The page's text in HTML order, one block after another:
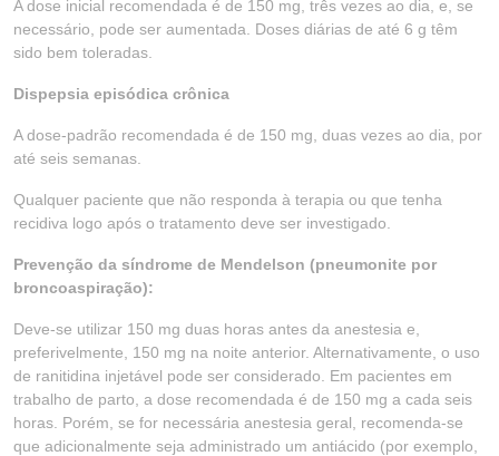
A dose inicial recomendada é de 150 mg, três vezes ao dia, e, se
necessário, pode ser aumentada. Doses diárias de até 6 g têm
sido bem toleradas.
Dispepsia episódica crônica
A dose-padrão recomendada é de 150 mg, duas vezes ao dia, por
até seis semanas.
Qualquer paciente que não responda à terapia ou que tenha
recidiva logo após o tratamento deve ser investigado.
Prevenção da síndrome de Mendelson (pneumonite por
broncoaspiração):
Deve-se utilizar 150 mg duas horas antes da anestesia e,
preferivelmente, 150 mg na noite anterior. Alternativamente, o uso
de ranitidina injetável pode ser considerado. Em pacientes em
trabalho de parto, a dose recomendada é de 150 mg a cada seis
horas. Porém, se for necessária anestesia geral, recomenda-se
que adicionalmente seja administrado um antiácido (por exemplo,